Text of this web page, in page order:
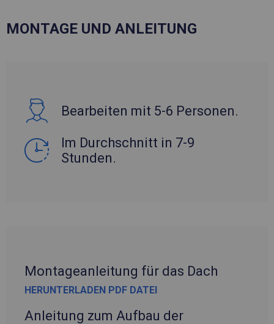
MONTAGE UND ANLEITUNG
Bearbeiten mit 5-6 Personen.
Im Durchschnitt in 7-9
Stunden.
Montageanleitung für das Dach
HERUNTERLADEN PDF DATEI
Anleitung zum Aufbau der